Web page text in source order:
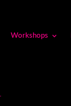
Workshops